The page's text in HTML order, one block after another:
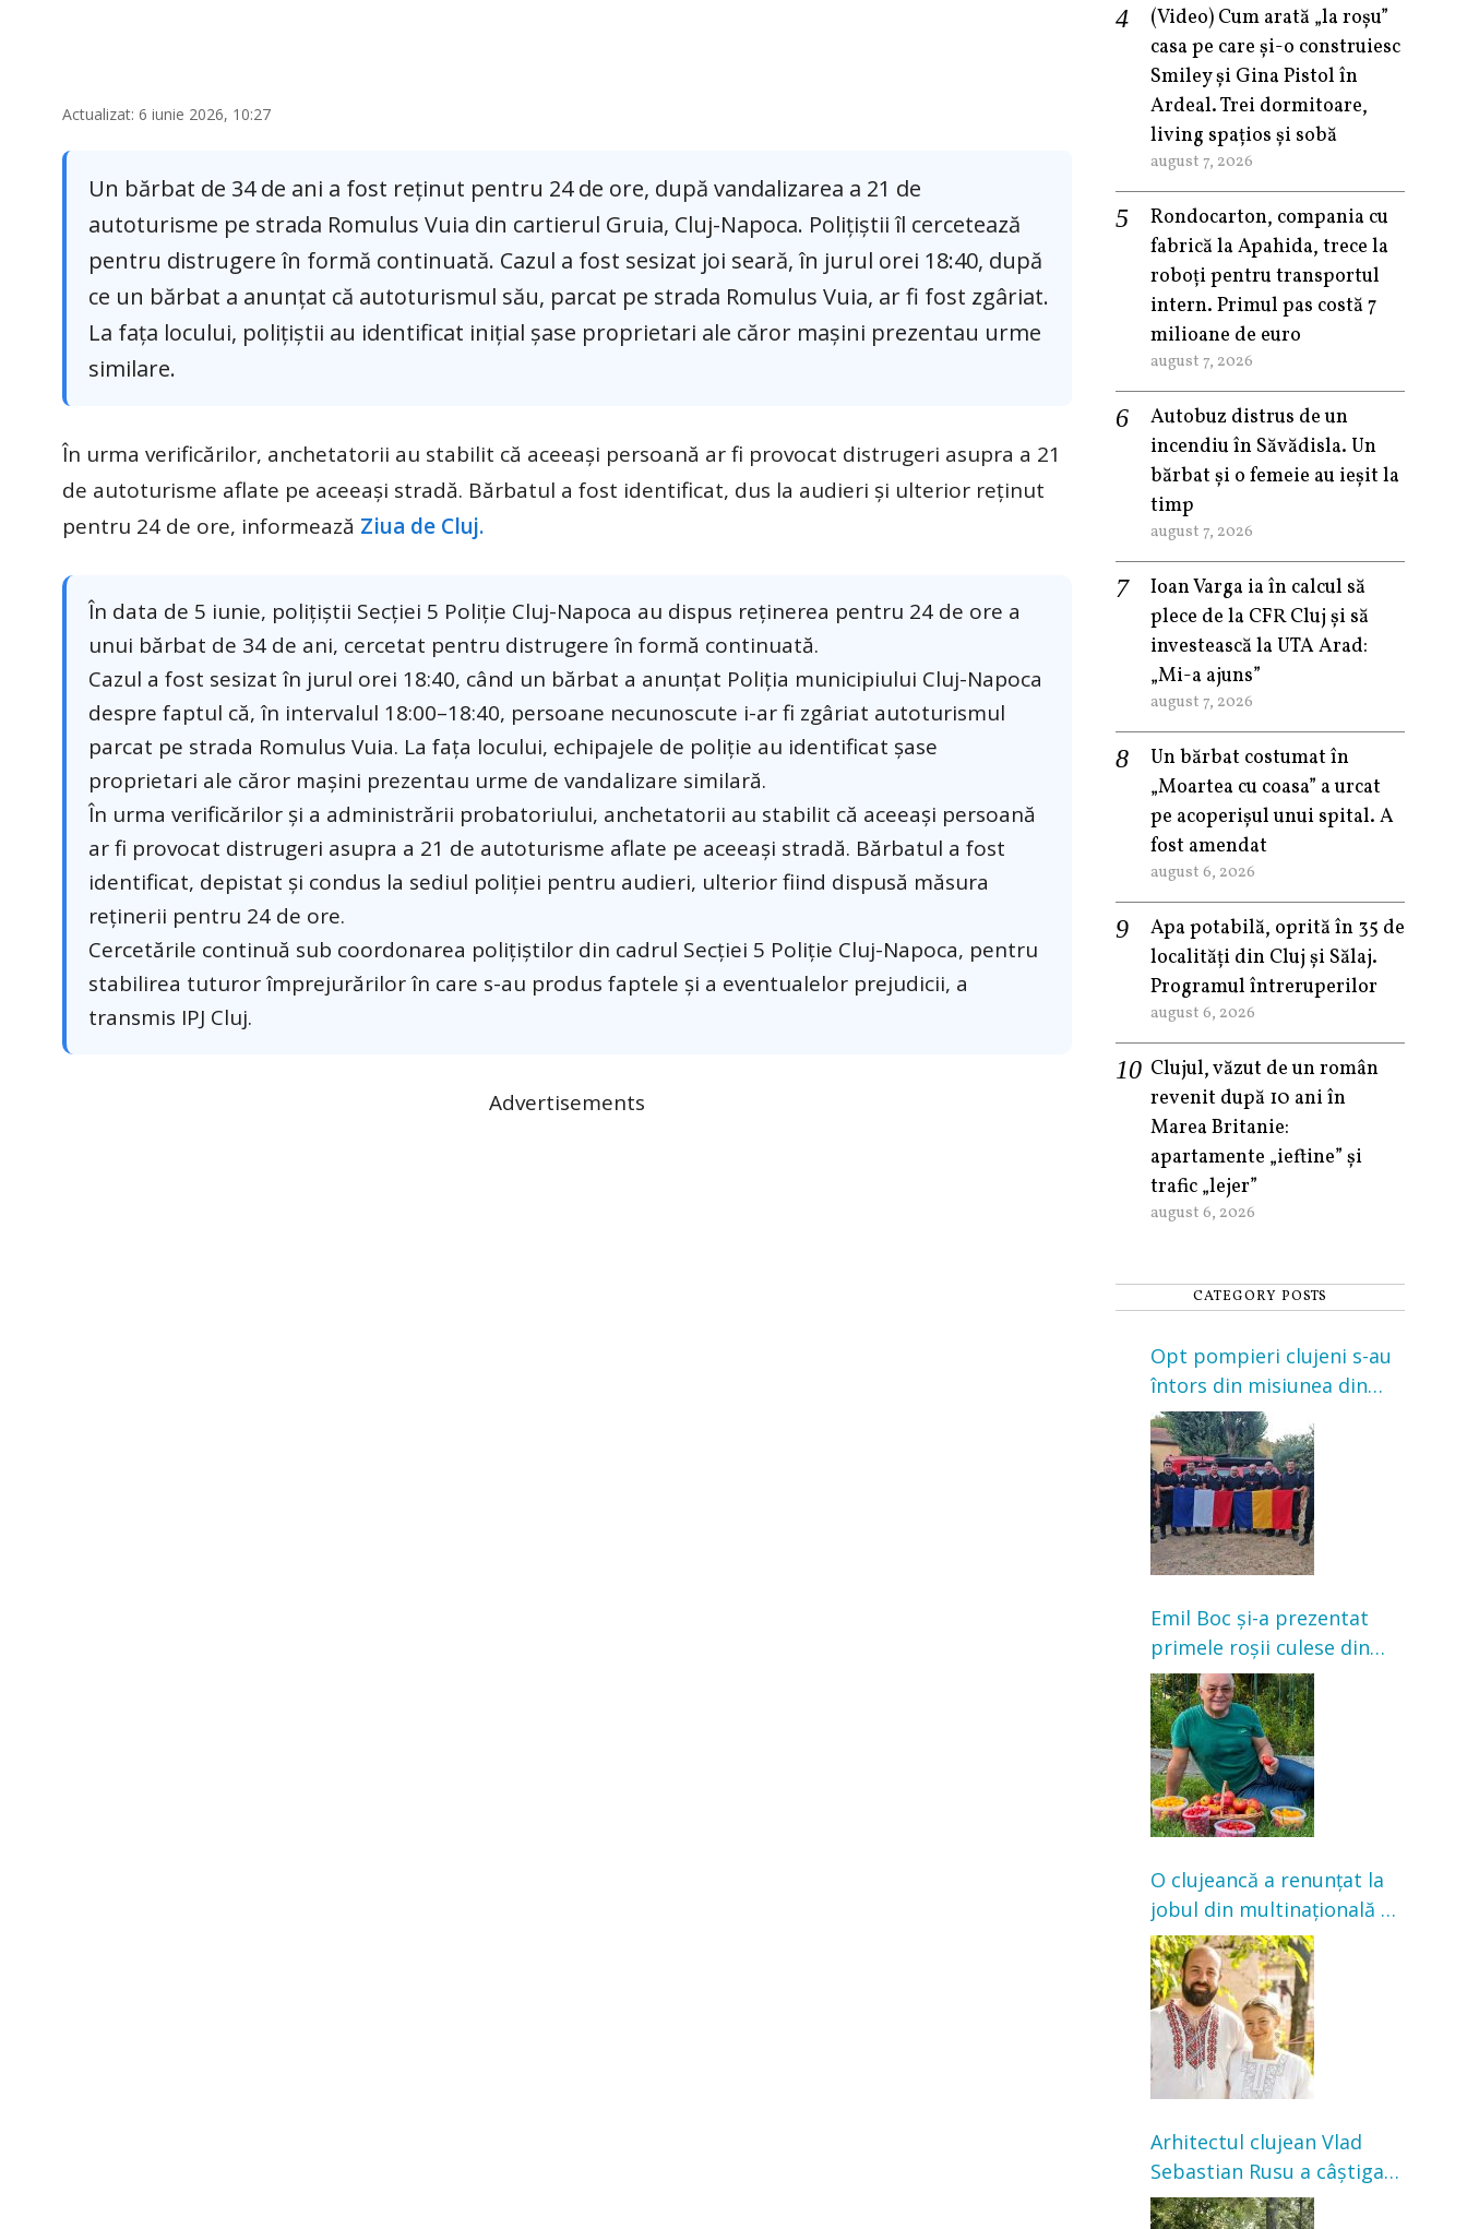
Actualizat: 6 iunie 2026, 10:27
Un bărbat de 34 de ani a fost reținut pentru 24 de ore, după vandalizarea a 21 de
autoturisme pe strada Romulus Vuia din cartierul Gruia, Cluj-Napoca. Polițiștii îl cercetează
pentru distrugere în formă continuată. Cazul a fost sesizat joi seară, în jurul orei 18:40, după
ce un bărbat a anunțat că autoturismul său, parcat pe strada Romulus Vuia, ar fi fost zgâriat.
La fața locului, polițiștii au identificat inițial șase proprietari ale căror mașini prezentau urme
similare.
În urma verificărilor, anchetatorii au stabilit că aceeași persoană ar fi provocat distrugeri asupra a 21
de autoturisme aflate pe aceeași stradă. Bărbatul a fost identificat, dus la audieri și ulterior reținut
pentru 24 de ore, informează Ziua de Cluj.
În data de 5 iunie, polițiștii Secției 5 Poliție Cluj-Napoca au dispus reținerea pentru 24 de ore a
unui bărbat de 34 de ani, cercetat pentru distrugere în formă continuată.
Cazul a fost sesizat în jurul orei 18:40, când un bărbat a anunțat Poliția municipiului Cluj-Napoca
despre faptul că, în intervalul 18:00–18:40, persoane necunoscute i-ar fi zgâriat autoturismul
parcat pe strada Romulus Vuia. La fața locului, echipajele de poliție au identificat șase
proprietari ale căror mașini prezentau urme de vandalizare similară.
În urma verificărilor și a administrării probatoriului, anchetatorii au stabilit că aceeași persoană
ar fi provocat distrugeri asupra a 21 de autoturisme aflate pe aceeași stradă. Bărbatul a fost
identificat, depistat și condus la sediul poliției pentru audieri, ulterior fiind dispusă măsura
reținerii pentru 24 de ore.
Cercetările continuă sub coordonarea polițiștilor din cadrul Secției 5 Poliție Cluj-Napoca, pentru
stabilirea tuturor împrejurărilor în care s-au produs faptele și a eventualelor prejudicii, a
transmis IPJ Cluj.
Advertisements
(Video) Cum arată „la roşu”
casa pe care şi-o construiesc
Smiley şi Gina Pistol în
Ardeal. Trei dormitoare,
living spațios și sobă
august 7, 2026
Rondocarton, compania cu
fabrică la Apahida, trece la
roboți pentru transportul
intern. Primul pas costă 7
milioane de euro
august 7, 2026
Autobuz distrus de un
incendiu în Săvădisla. Un
bărbat și o femeie au ieșit la
timp
august 7, 2026
Ioan Varga ia în calcul să
plece de la CFR Cluj și să
investească la UTA Arad:
„Mi-a ajuns”
august 7, 2026
Un bărbat costumat în
„Moartea cu coasa” a urcat
pe acoperișul unui spital. A
fost amendat
august 6, 2026
Apa potabilă, oprită în 35 de
localități din Cluj și Sălaj.
Programul întreruperilor
august 6, 2026
Clujul, văzut de un român
revenit după 10 ani în
Marea Britanie:
apartamente „ieftine” și
trafic „lejer”
august 6, 2026
CATEGORY POSTS
Opt pompieri clujeni s-au
întors din misiunea din
Franța. Au intervenit la
incendii de vegetație și
pădure
Emil Boc și-a prezentat
primele roșii culese din
grădină: „Niciun magazin
nu poate oferi această
satisfacție”
O clujeancă a renunțat la
jobul din multinațională și
s-a mutat la țară. Acum
cultivă legume în grădina
bunicilor
Arhitectul clujean Vlad
Sebastian Rusu a câștigat
concursul pentru